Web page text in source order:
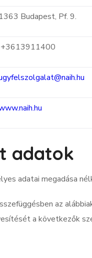
1363 Budapest, Pf. 9.
+3613911400
adatok
adatai megadása
az
a következők